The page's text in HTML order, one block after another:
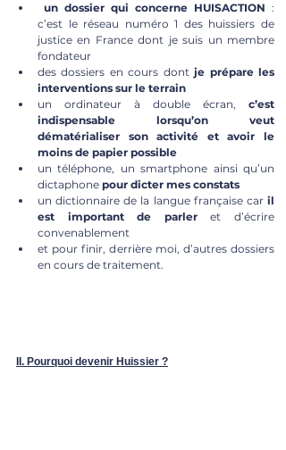
un dossier qui concerne HUISACTION :
c’est le réseau numéro 1 des huissiers de
justice en France dont je suis un membre
fondateur
des dossiers en cours dont je prépare les
interventions sur le terrain
un ordinateur à double écran, c’est
indispensable lorsqu’on veut
dématérialiser son activité et avoir le
moins de papier possible
un téléphone, un smartphone ainsi qu’un
dictaphone pour dicter mes constats
un dictionnaire de la langue française car il
est important de parler et d’écrire
convenablement
et pour finir, derrière moi, d’autres dossiers
en cours de traitement.
II. Pourquoi devenir Huissier ?